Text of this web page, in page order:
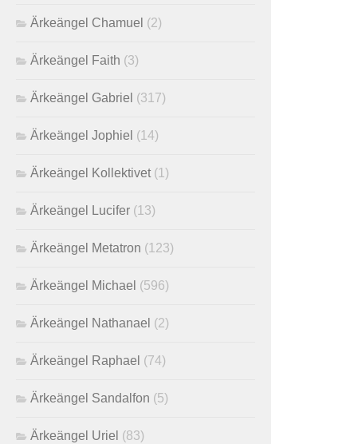
Ärkeängel Chamuel (2)
Ärkeängel Faith (3)
Ärkeängel Gabriel (317)
Ärkeängel Jophiel (14)
Ärkeängel Kollektivet (1)
Ärkeängel Lucifer (13)
Ärkeängel Metatron (123)
Ärkeängel Michael (596)
Ärkeängel Nathanael (2)
Ärkeängel Raphael (74)
Ärkeängel Sandalfon (5)
Ärkeängel Uriel (83)